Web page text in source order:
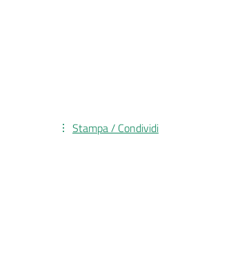
Stampa / Condividi